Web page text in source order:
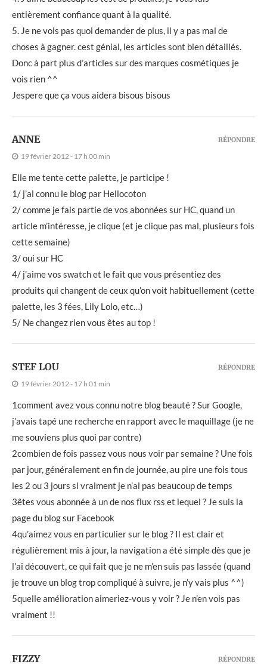
entièrement confiance quant à la qualité.
5. Je ne vois pas quoi demander de plus, il y a pas mal de
choses à gagner. cest génial, les articles sont bien détaillés.
Donc à part plus d’articles sur des marques cosmétiques je
vois rien ^^
Jespere que ça vous aidera bisous bisous
ANNE
19 février 2012 - 17 h 00 min
Elle me tente cette palette, je participe !
1/ j’ai connu le blog par Hellocoton
2/ comme je fais partie de vos abonnées sur HC, quand un
article m’intéresse, je clique (et je clique pas mal, plusieurs fois
cette semaine)
3/ oui sur HC
4/ j’aime vos swatch et le fait que vous présentiez des
produits qui changent de ceux qu’on voit habituellement (cette
palette, les 3 fées, Lily Lolo, etc…)
5/ Ne changez rien vous êtes au top !
RÉPONDRE
STEF LOU
19 février 2012 - 17 h 01 min
1comment avez vous connu notre blog beauté ? Sur Google,
j’avais tapé une recherche en rapport avec le maquillage (je ne
me souviens plus quoi par contre)
2combien de fois passez vous nous voir par semaine ? Une fois
par jour, généralement en fin de journée, au pire une fois tous
les 2 ou 3 jours si vraiment je n’ai pas beaucoup de temps
3êtes vous abonnée à un de nos flux rss et lequel ? Je suis la
page du blog sur Facebook
4qu’aimez vous en particulier sur le blog ? Il est clair et
régulièrement mis à jour, la navigation a été simple dès que je
l’ai découvert, ce qui fait que je ne m’en suis pas lassée (quand
je trouve un blog trop compliqué à suivre, je n’y vais plus ^^)
5quelle amélioration aimeriez-vous y voir ? Je n’en vois pas
vraiment !!
RÉPONDRE
FIZZY RÉPONDRE